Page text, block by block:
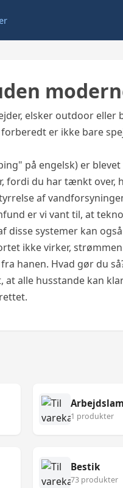
elsker outdoor
er ikke bare
på engelsk) er
fordi du har tænkt
af
er vi vant til, at
disse systemer kan
ikke virker,
hanen. Hvad gør du
at alle husstande kan
1 produkter
Bestik
73 produkter